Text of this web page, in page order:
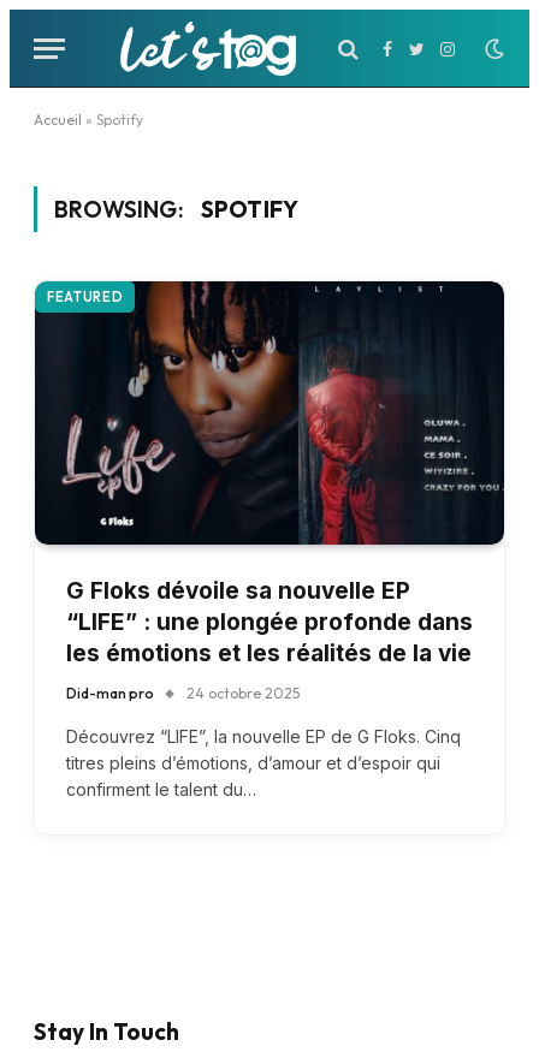
Facebook
TwitterInstagram
Accueil » Spotify
BROWSING: SPOTIFY
FEATURED
G Floks dévoile sa nouvelle EP
“LIFE” : une plongée profonde dans
les émotions et les réalités de la vie
Did-man pro 24 octobre 2025
Découvrez “LIFE”, la nouvelle EP de G Floks. Cinq
titres pleins d’émotions, d’amour et d’espoir qui
confirment le talent du…
Stay In Touch